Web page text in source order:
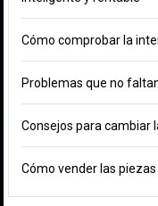
Cómo comprobar la
Problemas que no
Consejos para cambiar
Cómo vender las